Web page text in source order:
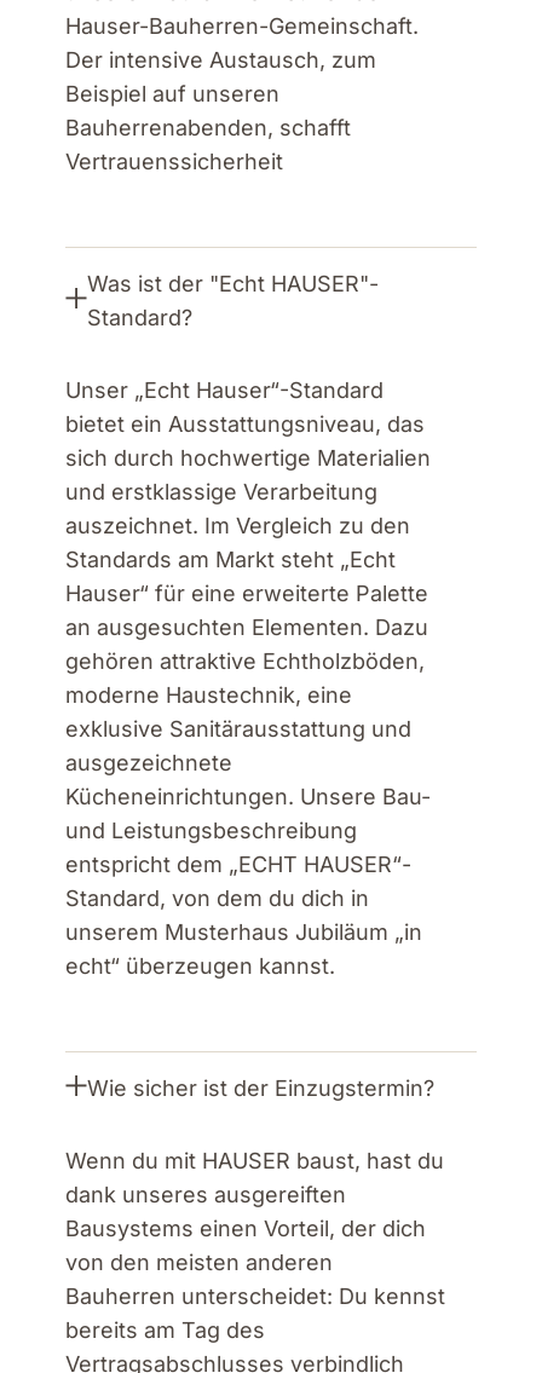
Hauser-Bauherren-Gemeinschaft.
Der intensive Austausch, zum
Beispiel auf unseren
Bauherrenabenden, schafft
Vertrauenssicherheit
Was ist der "Echt HAUSER"-
Standard?
Unser „Echt Hauser“-Standard
bietet ein Ausstattungsniveau, das
sich durch hochwertige Materialien
und erstklassige Verarbeitung
auszeichnet. Im Vergleich zu den
Standards am Markt steht „Echt
Hauser“ für eine erweiterte Palette
an ausgesuchten Elementen. Dazu
gehören attraktive Echtholzböden,
moderne Haustechnik, eine
exklusive Sanitärausstattung und
ausgezeichnete
Kücheneinrichtungen. Unsere Bau-
und Leistungsbeschreibung
entspricht dem „ECHT HAUSER“-
Standard, von dem du dich in
unserem Musterhaus Jubiläum „in
echt“ überzeugen kannst.
Wie sicher ist der Einzugstermin?
Wenn du mit HAUSER baust, hast du
dank unseres ausgereiften
Bausystems einen Vorteil, der dich
von den meisten anderen
Bauherren unterscheidet: Du kennst
bereits am Tag des
Vertragsabschlusses verbindlich